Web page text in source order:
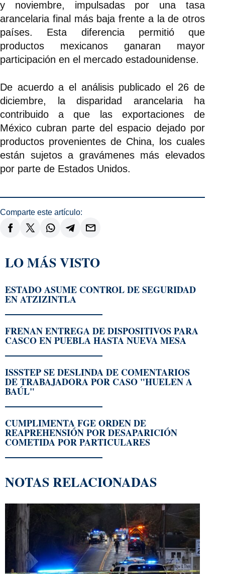
y noviembre, impulsadas por una tasa
arancelaria final más baja frente a la de otros
países. Esta diferencia permitió que
productos mexicanos ganaran mayor
participación en el mercado estadounidense.
De acuerdo a el análisis publicado el 26 de
diciembre, la disparidad arancelaria ha
contribuido a que las exportaciones de
México cubran parte del espacio dejado por
productos provenientes de China, los cuales
están sujetos a gravámenes más elevados
por parte de Estados Unidos.
Comparte este artículo:
LO MÁS VISTO
ESTADO ASUME CONTROL DE SEGURIDAD
EN ATZIZINTLA
FRENAN ENTREGA DE DISPOSITIVOS PARA
CASCO EN PUEBLA HASTA NUEVA MESA
ISSSTEP SE DESLINDA DE COMENTARIOS
DE TRABAJADORA POR CASO "HUELEN A
BAÚL"
CUMPLIMENTA FGE ORDEN DE
REAPREHENSIÓN POR DESAPARICIÓN
COMETIDA POR PARTICULARES
NOTAS RELACIONADAS